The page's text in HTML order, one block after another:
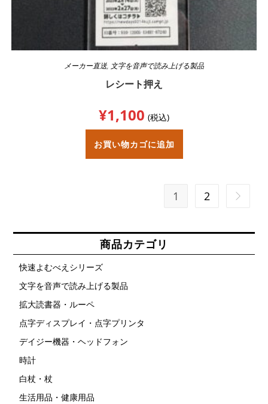
メーカー直送, 文字を音声で読み上げる製品
レシート押え
¥1,100 (税込)
お買い物カゴに追加
1 2
商品カテゴリ
快速よむべえシリーズ
文字を音声で読み上げる製品
拡大読書器・ルーペ
点字ディスプレイ・点字プリンタ
デイジー機器・ヘッドフォン
時計
白杖・杖
生活用品・健康用品